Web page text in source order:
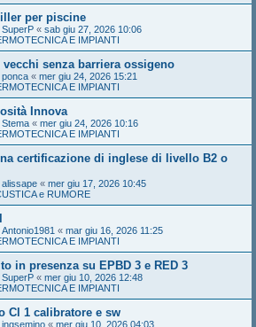
per piscine
SuperP « sab giu 27, 2026 10:06
E IMPIANTI
senza barriera ossigeno
ponca « mer giu 24, 2026 15:21
E IMPIANTI
Innova
Stema « mer giu 24, 2026 10:16
E IMPIANTI
certificazione di inglese di livello B2 o
alissape « mer giu 17, 2026 10:45
e RUMORE
Antonio1981 « mar giu 16, 2026 11:25
E IMPIANTI
in presenza su EPBD 3 e RED 3
SuperP « mer giu 10, 2026 12:48
E IMPIANTI
Cl 1 calibratore e sw
ingsemino « mer giu 10, 2026 04:03